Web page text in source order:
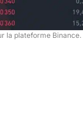
la plateforme Binance.